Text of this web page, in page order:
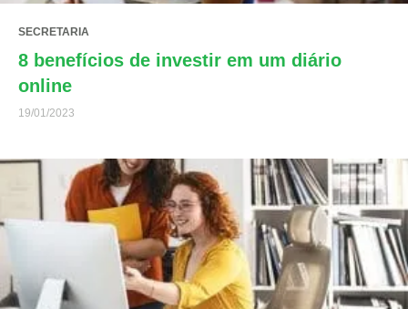
SECRETARIA
8 benefícios de investir em um diário
online
19/01/2023